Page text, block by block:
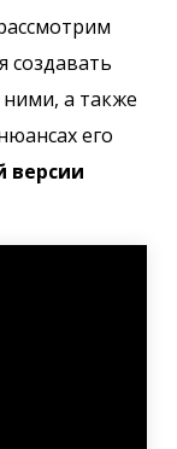
создавать
а также
его
версии